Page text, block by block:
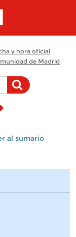
y hora oficial
de Madrid
al sumario